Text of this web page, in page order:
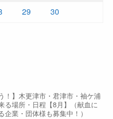
29 30
！】木更津市・君津市・袖ケ浦
る場所・日程【8月】（献血に
企業・団体様も募集中！）